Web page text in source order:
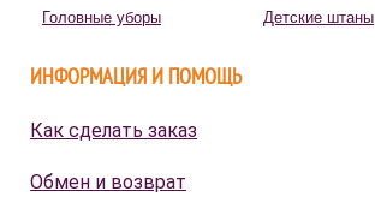
Головные уборы
Детские штаны
ИНФОРМАЦИЯ И ПОМОЩЬ
Как сделать заказ
Обмен и возврат